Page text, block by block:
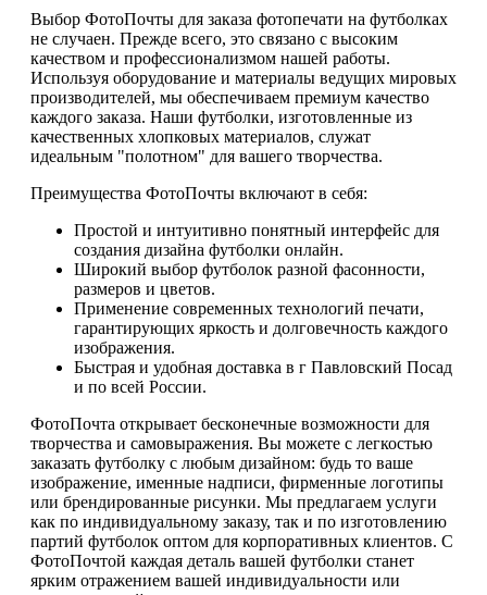
Выбор ФотоПочты для заказа фотопечати на футболках
не случаен. Прежде всего, это связано с высоким
качеством и профессионализмом нашей работы.
Используя оборудование и материалы ведущих мировых
производителей, мы обеспечиваем премиум качество
каждого заказа. Наши футболки, изготовленные из
качественных хлопковых материалов, служат
идеальным "полотном" для вашего творчества.
Преимущества ФотоПочты включают в себя:
Простой и интуитивно понятный интерфейс для
создания дизайна футболки онлайн.
Широкий выбор футболок разной фасонности,
размеров и цветов.
Применение современных технологий печати,
гарантирующих яркость и долговечность каждого
изображения.
Быстрая и удобная доставка в г Павловский Посад
и по всей России.
ФотоПочта открывает бесконечные возможности для
творчества и самовыражения. Вы можете с легкостью
заказать футболку с любым дизайном: будь то ваше
изображение, именные надписи, фирменные логотипы
или брендированные рисунки. Мы предлагаем услуги
как по индивидуальному заказу, так и по изготовлению
партий футболок оптом для корпоративных клиентов. С
ФотоПочтой каждая деталь вашей футболки станет
ярким отражением вашей индивидуальности или